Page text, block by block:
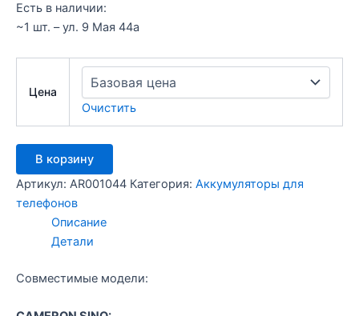
Есть в наличии:
~1 шт. – ул. 9 Мая 44а
Цена
Очистить
Количество
товара
CS-
HTX900XL
В корзину
Артикул: AR001044 Категория: Аккумуляторы для
телефонов
Описание
Детали
Совместимые модели: